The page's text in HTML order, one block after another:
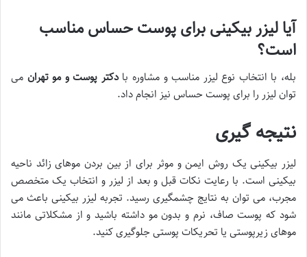
آیا لیزر بیکینی برای پوست حساس مناسب
است؟
بله، با انتخاب نوع لیزر مناسب و مشاوره بادکتر پوست و مو تهران می
توان لیزر را برای پوست حساس نیز انجام داد.
نتیجه گیری
لیزر بیکینی یک روش ایمن و موثر برای از بین بردن موهای زائد ناحیه
بیکینی است. با رعایت نکات قبل و بعد از لیزر و انتخاب یک متخصص
مجرب، می توان به نتایج چشمگیری رسید. تجربه لیزر بیکینی باعث می
شود که پوست صاف، نرم و بدون مو داشته باشید و از مشکلاتی مانند
موهای زیرپوستی یا تحریکات پوستی جلوگیری کنید.